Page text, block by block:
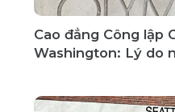
Cao đẳng Công lập
Washington: Lý do